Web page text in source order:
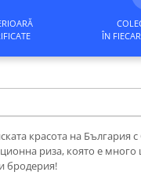
ÎN
красота на България
риза, която е много
бродерия!